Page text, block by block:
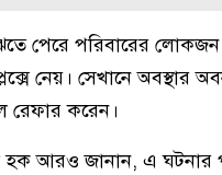
পেরে পরিবারের
নেয়। সেখানে
রেফার করেন।
হক আরও জানান, এ ঘটনার